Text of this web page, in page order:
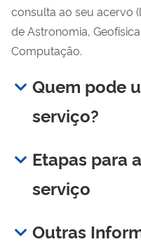
consulta ao seu acervo
de Astronomia,
Computação.
Quem pode
serviço?
Etapas para
serviço
Outras